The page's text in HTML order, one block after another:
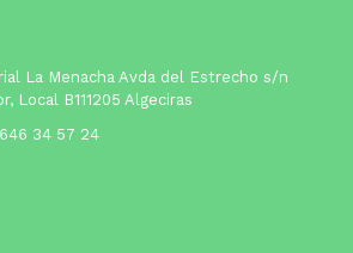
La Menacha Avda del Estrecho s/n
Local B111205 Algeciras
646 34 57 24